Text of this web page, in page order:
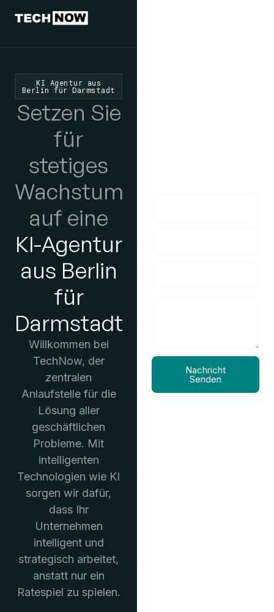
KI Agentur aus
Berlin für Darmstadt
Setzen Sie
für
stetiges
Wachstum
auf eine
KI-Agentur
aus Berlin
für
Darmstadt
Willkommen bei
TechNow, der
zentralen
Anlaufstelle für die
Lösung aller
geschäftlichen
Probleme. Mit
intelligenten
Technologien wie KI
sorgen wir dafür,
dass Ihr
Unternehmen
intelligent und
strategisch arbeitet,
anstatt nur ein
Ratespiel zu spielen.
Nachricht
Senden